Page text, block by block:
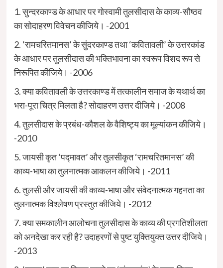
1. सुन्दरकाण्ड के आधार पर गोस्वामी तुलसीदास के काव्य-सौष्ठव
का सोदाहरण विवेचन कीजिये। -2001
2. ‘रामचरितमानस’ के सुंदरकाण्ड तथा ‘कवितावली’ के उत्तरकांड
के आधार पर तुलसीदास की भक्तिभावना का स्वरूप विशद रूप से
निरूपित कीजिये। -2006
3. क्या कवितावली के उत्तरकाण्ड में तत्कालीन समाज के यथार्थ का
भरा-पूरा चित्र मिलता है? सोदाहरण उत्तर दीजिये। -2008
4. तुलसीदास के प्रबंध-कौशल के वैशिष्ट्य का मूल्यांकन कीजिये।
-2010
5. जायसी कृत ‘पद्मावत’ और तुलसीकृत ‘रामचरितमानस’ की
काव्य-भाषा का तुलनात्मक आकलन कीजिये। -2011
6. तुलसी और जायसी की काव्य-भाषा और संवेदनात्मक गहनता का
तुलनात्मक विश्लेषण प्रस्तुत कीजिये। -2012
7. क्या समकालीन आलोचना तुलसीदास के काव्य की प्रगतिशीलता
को अनदेखा कर रही है? उदाहरणों से पुष्ट युक्तियुक्त उत्तर दीजिये।
-2013